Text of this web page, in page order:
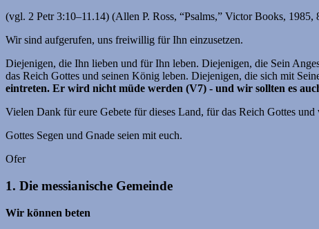
(vgl. 2 Petr 3:10–11.14) (Allen P. Ross, “Psalms,” Victor Books, 1985,
Wir sind aufgerufen, uns freiwillig für Ihn einzusetzen.
Diejenigen, die Ihn lieben und für Ihn leben. Diejenigen, die Sein
das Reich Gottes und seinen König leben. Diejenigen, die sich mit
eintreten. Er wird nicht müde werden (V7) - und wir sollten es
Vielen Dank für eure Gebete für dieses Land, für das Reich Gottes
Gottes Segen und Gnade seien mit euch.
Ofer
1. Die messianische Gemeinde
Wir können beten